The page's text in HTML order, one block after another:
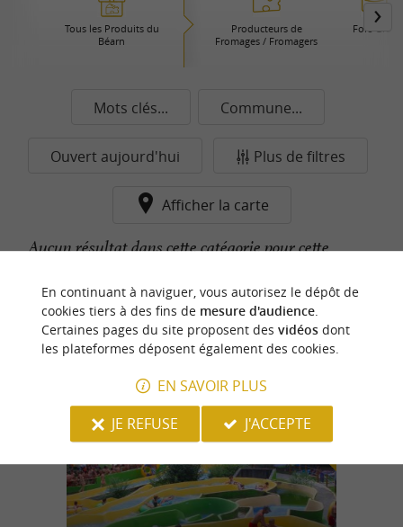
Tous les Produits du
Béarn
Producteurs de
Fromages / Fromagers
Foie Gras
Mots clés... Commune...
Ouvert aujourd'hui Plus de filtres
Afficher la carte
Aucun résultat dans cette catégorie pour cette
n
o
t
r
e
c
o
u
p
d
e
c
o
e
u
r
En continuant à naviguer, vous autorisez le dépôt de
cookies tiers à des fins de mesure d'audience.
Certaines pages du site proposent des vidéosdont
les plateformes déposent également des cookies.
EN SAVOIR PLUS
JE REFUSE
J'ACCEPTE